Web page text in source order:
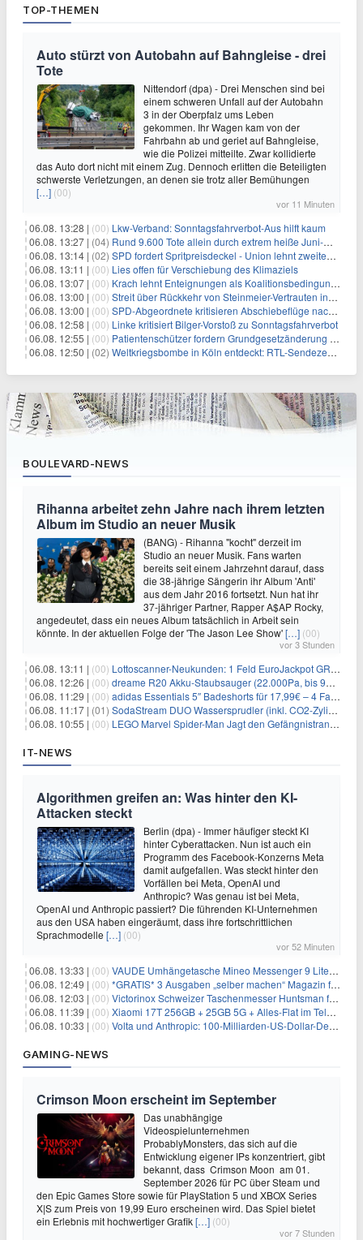
TOP-THEMEN
Auto stürzt von Autobahn auf Bahngleise - drei
Tote
Nittendorf (dpa) - Drei Menschen sind bei
einem schweren Unfall auf der Autobahn
3 in der Oberpfalz ums Leben
gekommen. Ihr Wagen kam von der
Fahrbahn ab und geriet auf Bahngleise,
wie die Polizei mitteilte. Zwar kollidierte
das Auto dort nicht mit einem Zug. Dennoch erlitten die Beteiligten
schwerste Verletzungen, an denen sie trotz aller Bemühungen
[…] (00)
vor 11 Minuten
06.08. 13:28 | (00) Lkw-Verband: Sonntagsfahrverbot-Aus hilft kaum
06.08. 13:27 | (04) Rund 9.600 Tote allein durch extrem heiße Juni-Woche
06.08. 13:14 | (02) SPD fordert Spritpreisdeckel - Union lehnt zweiten Tankrabatt ab
06.08. 13:11 | (00) Lies offen für Verschiebung des Klimaziels
06.08. 13:07 | (00) Krach lehnt Enteignungen als Koalitionsbedingung ab
06.08. 13:00 | (00) Streit über Rückkehr von Steinmeier-Vertrauten ins Auswärtige Amt
06.08. 13:00 | (00) SPD-Abgeordnete kritisieren Abschiebeflüge nach Afghanistan
06.08. 12:58 | (00) Linke kritisiert Bilger-Vorstoß zu Sonntagsfahrverbot
06.08. 12:55 | (00) Patientenschützer fordern Grundgesetzänderung für Hitzeschutz
06.08. 12:50 | (02) Weltkriegsbombe in Köln entdeckt: RTL-Sendezentrum wird evakuiert
BOULEVARD-NEWS
Rihanna arbeitet zehn Jahre nach ihrem letzten
Album im Studio an neuer Musik
(BANG) - Rihanna "kocht" derzeit im
Studio an neuer Musik. Fans warten
bereits seit einem Jahrzehnt darauf, dass
die 38-jährige Sängerin ihr Album 'Anti'
aus dem Jahr 2016 fortsetzt. Nun hat ihr
37-jähriger Partner, Rapper A$AP Rocky,
angedeutet, dass ein neues Album tatsächlich in Arbeit sein
könnte. In der aktuellen Folge der 'The Jason Lee Show'[…] (00)
vor 3 Stunden
06.08. 13:11 | (00) Lottoscanner-Neukunden: 1 Feld EuroJackpot GRATIS spielen
06.08. 12:26 | (00) dreame R20 Akku-Staubsauger (22.000Pa, bis 90 Min. Laufzeit) für 169€
06.08. 11:29 | (00) adidas Essentials 5″ Badeshorts für 17,99€ – 4 Farben
06.08. 11:17 | (01) SodaStream DUO Wassersprudler (inkl. CO2-Zylinder) für 94€
06.08. 10:55 | (00) LEGO Marvel Spider-Man Jagt den Gefängnistransporter (76349) für 32,99€
IT-NEWS
Algorithmen greifen an: Was hinter den KI-
Attacken steckt
Berlin (dpa) - Immer häufiger steckt KI
hinter Cyberattacken. Nun ist auch ein
Programm des Facebook-Konzerns Meta
damit aufgefallen. Was steckt hinter den
Vorfällen bei Meta, OpenAI und
Anthropic? Was genau ist bei Meta,
OpenAI und Anthropic passiert? Die führenden KI-Unternehmen
aus den USA haben eingeräumt, dass ihre fortschrittlichen
Sprachmodelle […] (00)
vor 52 Minuten
06.08. 13:33 | (00) VAUDE Umhängetasche Mineo Messenger 9 Liter für 26,89€
06.08. 12:49 | (00) *GRATIS* 3 Ausgaben „selber machen“ Magazin für 0€ (statt 13,35€)
06.08. 12:03 | (00) Victorinox Schweizer Taschenmesser Huntsman für 32,99€
06.08. 11:39 | (00) Xiaomi 17T 256GB + 25GB 5G + Alles-Flat im Telekom-Netz für 9,99€/Monat
06.08. 10:33 | (00) Volta und Anthropic: 100-Milliarden-US-Dollar-Deal für KI-Rechenleistung
GAMING-NEWS
Crimson Moon erscheint im September
Das unabhängige
Videospielunternehmen
ProbablyMonsters, das sich auf die
Entwicklung eigener IPs konzentriert, gibt
bekannt, dass Crimson Moon am 01.
September 2026 für PC über Steam und
den Epic Games Store sowie für PlayStation 5 und XBOX Series
X|S zum Preis von 19,99 Euro erscheinen wird. Das Spiel bietet
ein Erlebnis mit hochwertiger Grafik[…] (00)
vor 7 Stunden